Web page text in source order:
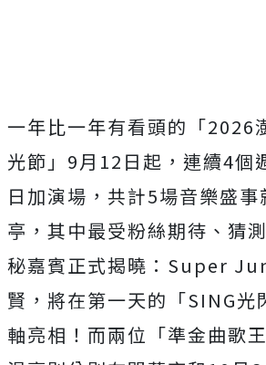
一年比一年有看頭的「2026
光節」 9月 12 日起，連續4個
日加演場，共計5場音樂盛事
亭，其中最受粉絲期待、猜
秘嘉賓正式揭曉： Super
賢，將在第一天的「SING光
軸亮相！而兩位「準金曲歌